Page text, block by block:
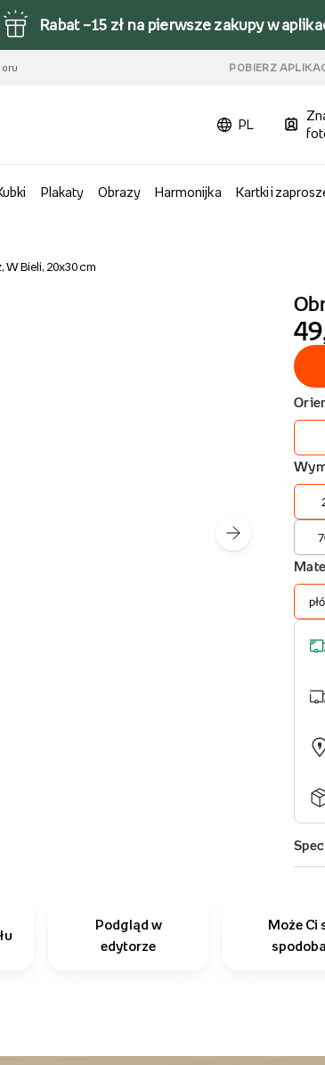
Rabat –15 zł na pierwsze zakupy w
POBIERZ
PL
Plakaty Obrazy Harmonijka Kartki i
W Bieli, 20x30 cm
Podgląd w
edytorze
Może Ci